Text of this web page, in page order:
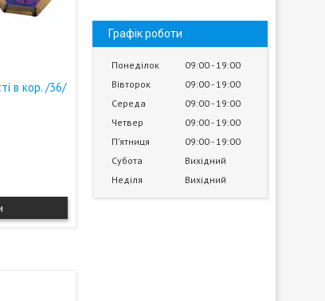
в кор. /36/
Графік роботи
Понеділок 09:00 19:00
Вівторок
09:00 19:00
Середа
09:00 19:00
Четвер
09:00 19:00
Пʼятниця
09:00 19:00
Субота
Вихідний
Неділя
Вихідний